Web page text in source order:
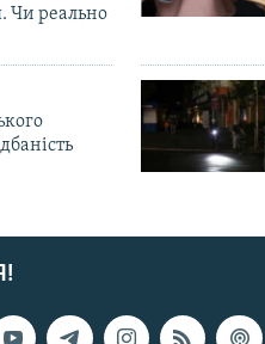
Чи реально